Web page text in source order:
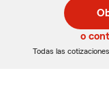
de
5
de
5
o
Todas las